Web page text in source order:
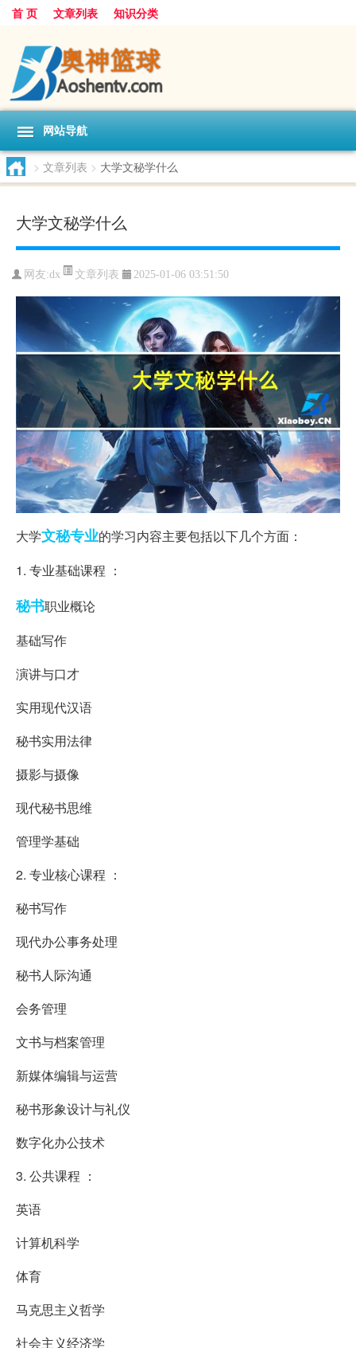
首 页 文章列表 知识分类
网站导航
> 文章列表 > 大学文秘学什么
大学文秘学什么
网友:dx 文章列表 2025-01-06 03:51:50
大学文秘专业的学习内容主要包括以下几个方面：
1. 专业基础课程 ：
秘书职业概论
基础写作
演讲与口才
实用现代汉语
秘书实用法律
摄影与摄像
现代秘书思维
管理学基础
2. 专业核心课程 ：
秘书写作
现代办公事务处理
秘书人际沟通
会务管理
文书与档案管理
新媒体编辑与运营
秘书形象设计与礼仪
数字化办公技术
3. 公共课程 ：
英语
计算机科学
体育
马克思主义哲学
社会主义经济学